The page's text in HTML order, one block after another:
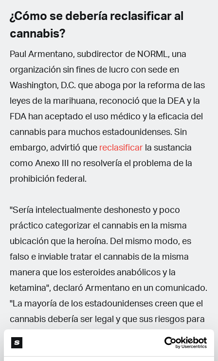
¿Cómo se debería reclasificar al
cannabis?
Paul Armentano, subdirector de NORML, una
organización sin fines de lucro con sede en
Washington, D.C. que aboga por la reforma de las
leyes de la marihuana, reconoció que la DEA y la
FDA han aceptado el uso médico y la eficacia del
cannabis para muchos estadounidenses. Sin
embargo, advirtió que reclasificar la sustancia
como Anexo III no resolvería el problema de la
prohibición federal.
"Sería intelectualmente deshonesto y poco
práctico categorizar el cannabis en la misma
ubicación que la heroína. Del mismo modo, es
falso e inviable tratar el cannabis de la misma
manera que los esteroides anabólicos y la
ketamina", declaró Armentano en un comunicado.
"La mayoría de los estadounidenses creen que el
cannabis debería ser legal y que sus riesgos para
la salud son menos significativos que los
asociados con sustancias despenalizadas a nivel